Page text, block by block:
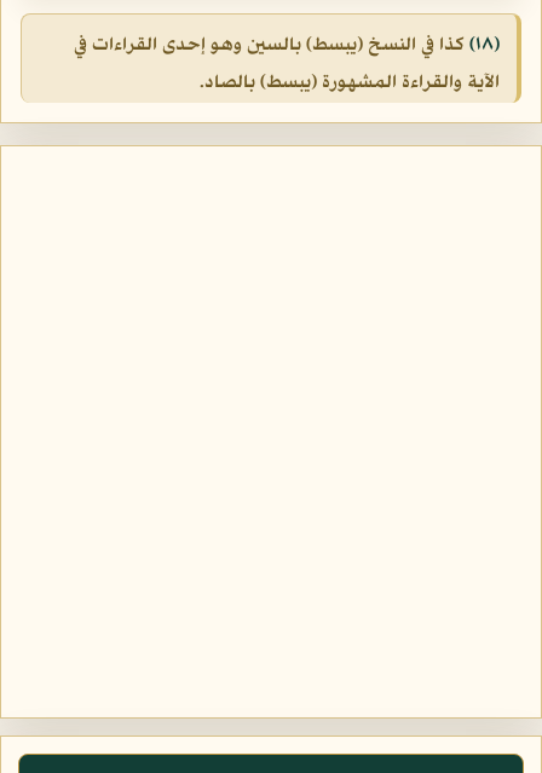
(١٨)
كذا في النسخ (يبسط) بالسين وهو إحدى القراءات في
الآية والقراءة المشهورة (يبسط) بالصاد.